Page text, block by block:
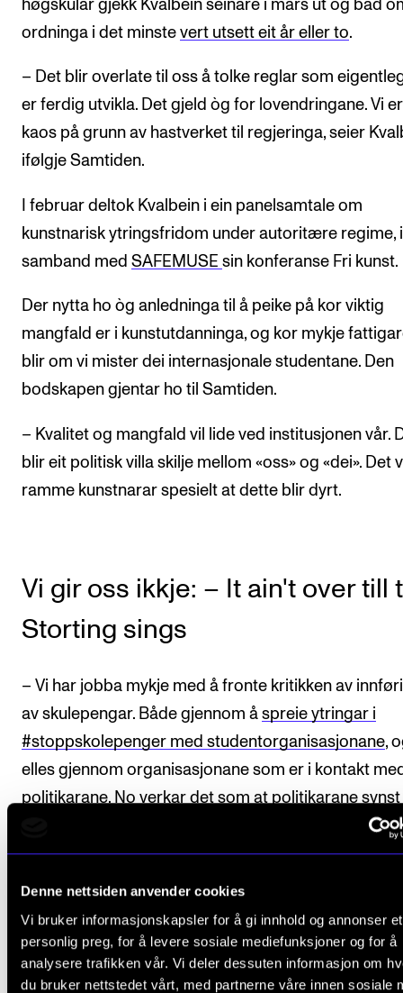
Denne nettsiden anvender cookies
Vi bruker informasjonskapsler for å gi innhold og annonser et
personlig preg, for å levere sosiale mediefunksjoner og for å
analysere trafikken vår. Vi deler dessuten informasjon om
du bruker nettstedet vårt, med partnerne våre innen sosiale
høgskular gjekk Kvalbein seinare i mars ut og bad
ordninga i det minste vert utsett eit år eller to.
– Det blir overlate til oss å tolke reglar som
er ferdig utvikla. Det gjeld òg for lovendringane. Vi
kaos på grunn av hastverket til regjeringa, seier
ifølgje Samtiden.
I februar deltok Kvalbein i ein panelsamtale om
kunstnarisk ytringsfridom under autoritære regime, i
samband med SAFEMUSE sin konferanse Fri kunst.
Der nytta ho òg anledninga til å peike på kor viktig
mangfald er i kunstutdanninga, og kor mykje
blir om vi mister dei internasjonale studentane. Den
bodskapen gjentar ho til Samtiden.
– Kvalitet og mangfald vil lide ved institusjonen vår.
blir eit politisk villa skilje mellom «oss» og «dei». Det
ramme kunstnarar spesielt at dette blir dyrt.
Vi gir oss ikkje: – It ain't over till
Storting sings
– Vi har jobba mykje med å fronte kritikken av
av skulepengar. Både gjennom å spreie ytringar i
#stoppskolepenger med studentorganisasjonane,
elles gjennom organisasjonane som er i kontakt
politikarane. No verkar det som at politikarane synst
"skulepengar er litt synd", men at dei til slutt fell ned
innføre noko ingen vil, i all hast. Det seier
kommunikasjonssjef Ståle Tvete Vollan ved NMH.
– Vi er no budd på å sende ut triste brev med
søkarar utanfor EØS, og freiste å gje råd om unntak
nye ordninga. Men NMH vil halde fram med å åtvare